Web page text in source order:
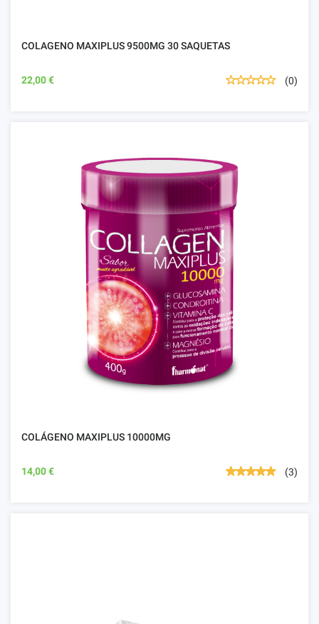
COLAGENO MAXIPLUS 9500MG 30 SAQUETAS
22,00 € (0)
COLÁGENO MAXIPLUS 10000MG
14,00 € (3)